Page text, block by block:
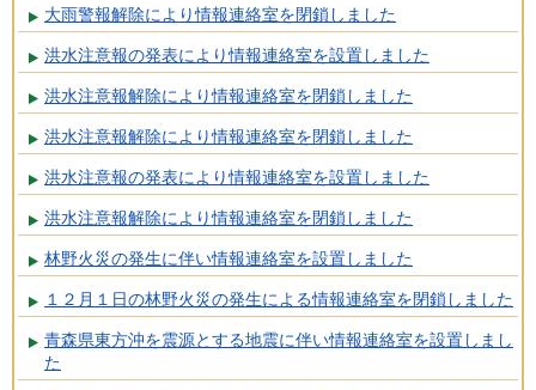
大雨警報解除により情報連絡室を閉鎖しました
洪水注意報の発表により情報連絡室を設置しました
洪水注意報解除により情報連絡室を閉鎖しました
洪水注意報解除により情報連絡室を閉鎖しました
洪水注意報の発表により情報連絡室を設置しました
洪水注意報解除により情報連絡室を閉鎖しました
林野火災の発生に伴い情報連絡室を設置しました
１２月１日の林野火災の発生による情報連絡室を閉鎖しました
青森県東方沖を震源とする地震に伴い情報連絡室を設置しまし
た